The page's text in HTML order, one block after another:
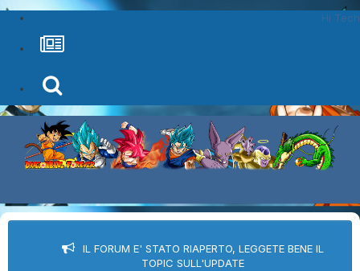
Hi Tech
IL FORUM E' STATO RIAPERTO, LEGGETE BENE IL
TOPIC SULL'UPDATE